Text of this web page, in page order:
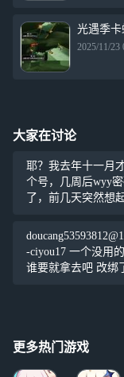
光遇季
2025/11/23
大家在讨论
耶？我去年十一月
个号，几周后wyy
了，前几天突然想
个号OmO#光遇#
-ciyou17 一个没用
谁要就拿去吧 改绑
更多热门游戏